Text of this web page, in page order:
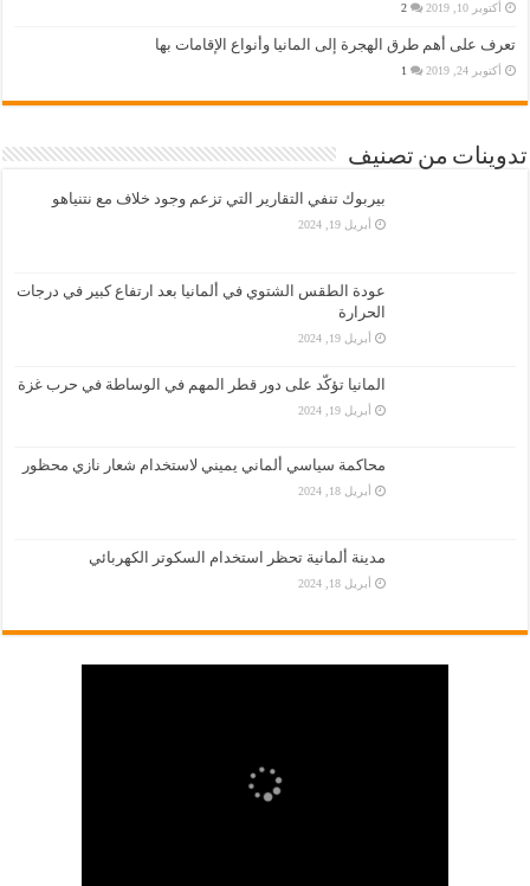
أكتوبر 10, 2019 2
تعرف على أهم طرق الهجرة إلى المانيا وأنواع الإقامات بها
أكتوبر 24, 2019 1
تدوينات من تصنيف
بيربوك تنفي التقارير التي تزعم وجود خلاف مع نتنياهو
أبريل 19, 2024
عودة الطقس الشتوي في ألمانيا بعد ارتفاع كبير في درجات
الحرارة
أبريل 19, 2024
المانيا تؤكّد على دور قطر المهم في الوساطة في حرب غزة
أبريل 19, 2024
محاكمة سياسي ألماني يميني لاستخدام شعار نازي محظور
أبريل 18, 2024
مدينة ألمانية تحظر استخدام السكوتر الكهربائي
أبريل 18, 2024